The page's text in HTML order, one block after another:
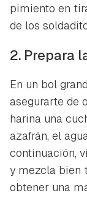
pimiento en
de los
2. Prepara
En un bol
asegurarte de
harina una
azafrán, el
continuación,
y mezcla bien
obtener una